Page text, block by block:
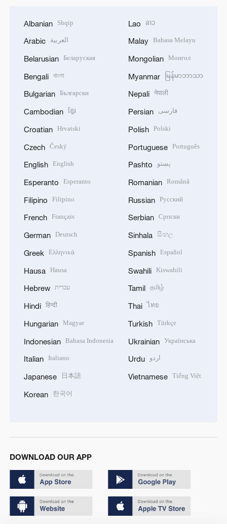
Albanian Shqip
Arabic العربية
Belarusian Беларуская
Bengali বাংলা
Bulgarian Български
Cambodian ខ្មែរ
Croatian Hrvatski
Czech Český
English English
Esperanto Esperanto
Filipino Filipino
French Français
German Deutsch
Greek Ελληνικά
Hausa Hausa
Hebrew עברית
Hindi हिन्दी
Hungarian Magyar
Indonesian Bahasa Indonesia
Italian Italiano
Japanese 日本語
Korean 한국어
Lao ລາວ
Malay Bahasa Melayu
Mongolian Монгол
Myanmar မြန်မာဘာသာ
Nepali नेपाली
Persian فارسی
Polish Polski
Portuguese Português
Pashto پښتو
Romanian Română
Russian Русский
Serbian Српски
Sinhala සිංහල
Spanish Español
Swahili Kiswahili
Tamil தமிழ்
Thai ไทย
Turkish Türkçe
Ukrainian Українська
Urdu اردو
Vietnamese Tiếng Việt
DOWNLOAD OUR APP